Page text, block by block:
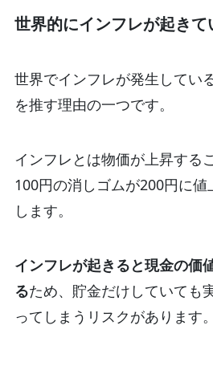
世界的にインフレが起きて
世界でインフレが発生してい
を推す理由の一つです。
インフレとは物価が上昇する
100円の消しゴムが200円に
します。
インフレが起きると現金の価
るため、貯金だけしていても
ってしまうリスクがあります。